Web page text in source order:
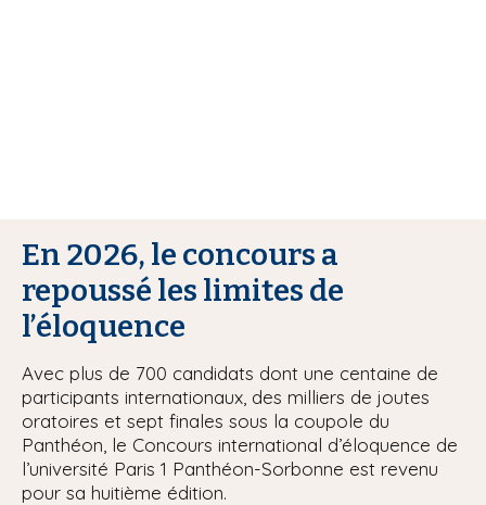
En 2026, le concours a
repoussé les limites de
l’éloquence
Avec plus de 700 candidats dont une centaine de
participants internationaux, des milliers de joutes
oratoires et sept finales sous la coupole du
Panthéon, le Concours international d’éloquence de
l’université Paris 1 Panthéon-Sorbonne est revenu
pour sa huitième édition.